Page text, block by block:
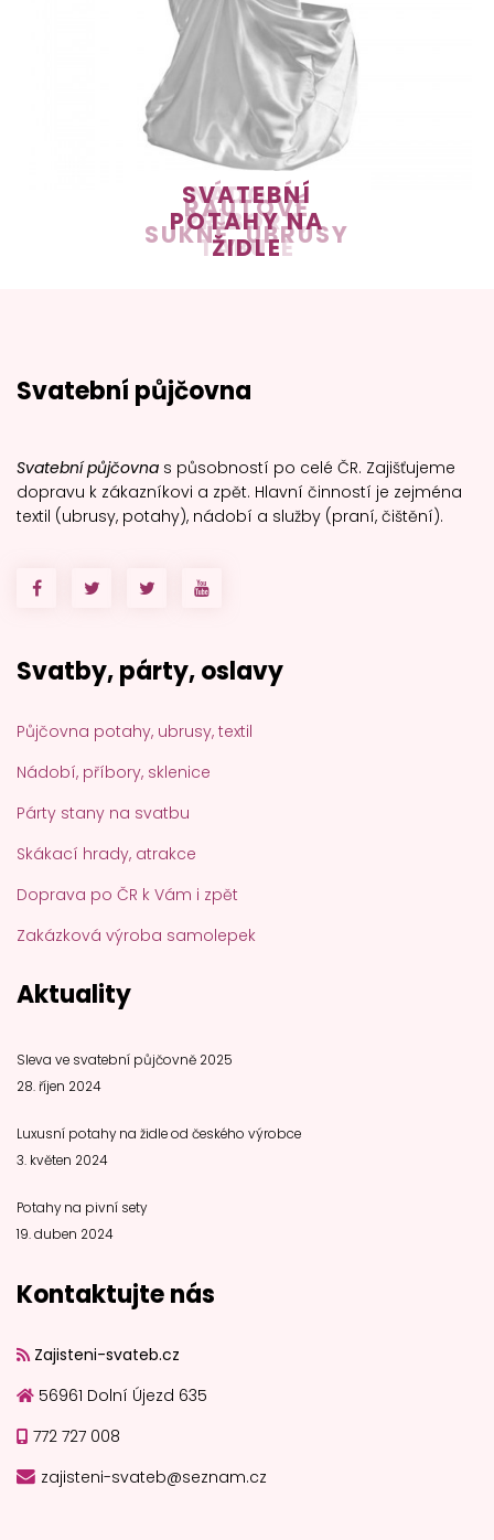
NÁDOBÍ,
PŘÍBORY,
TABULE
RAUTOVÉ
SUKNĚ, UBRUSY
SVATEBNÍ
POTAHY NA
ŽIDLE
Svatební půjčovna
Svatební půjčovna s působností po celé ČR. Zajišťujeme
dopravu k zákazníkovi a zpět. Hlavní činností je zejména
textil (ubrusy, potahy), nádobí a služby (praní, čištění).
Svatby, párty, oslavy
Půjčovna potahy, ubrusy, textil
Nádobí, příbory, sklenice
Párty stany na svatbu
Skákací hrady, atrakce
Doprava po ČR k Vám i zpět
Zakázková výroba samolepek
Aktuality
Sleva ve svatební půjčovně 2025
28. říjen 2024
Luxusní potahy na židle od českého výrobce
3. květen 2024
Potahy na pivní sety
19. duben 2024
Kontaktujte nás
Zajisteni-svateb.cz
56961 Dolní Újezd 635
772 727 008
zajisteni-svateb@seznam.cz